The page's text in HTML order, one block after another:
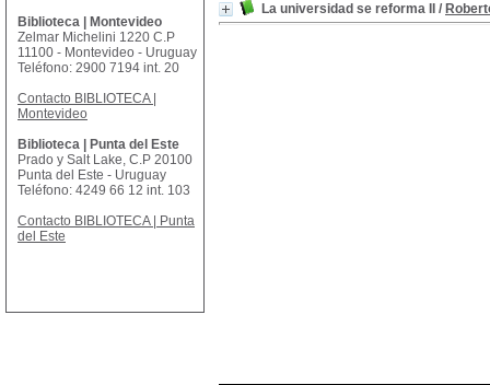
La universidad se reforma II
/
Biblioteca | Montevideo
Zelmar Michelini 1220 C.P
11100 - Montevideo - Uruguay
Teléfono: 2900 7194 int. 20
Contacto BIBLIOTECA |
Montevideo
Biblioteca | Punta del Este
Prado y Salt Lake, C.P 20100
Punta del Este - Uruguay
Teléfono: 4249 66 12 int. 103
Contacto BIBLIOTECA | Punta
del Este